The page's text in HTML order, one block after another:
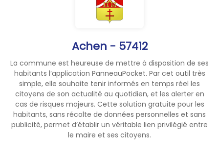
Achen - 57412
La commune est heureuse de mettre à disposition de ses
habitants l’application PanneauPocket. Par cet outil très
simple, elle souhaite tenir informés en temps réel les
citoyens de son actualité au quotidien, et les alerter en
cas de risques majeurs. Cette solution gratuite pour les
habitants, sans récolte de données personnelles et sans
publicité, permet d’établir un véritable lien privilégié entre
le maire et ses citoyens.